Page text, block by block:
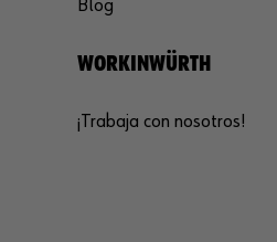
Blog
WORKINWÜRTH
¡Trabaja con nosotros!